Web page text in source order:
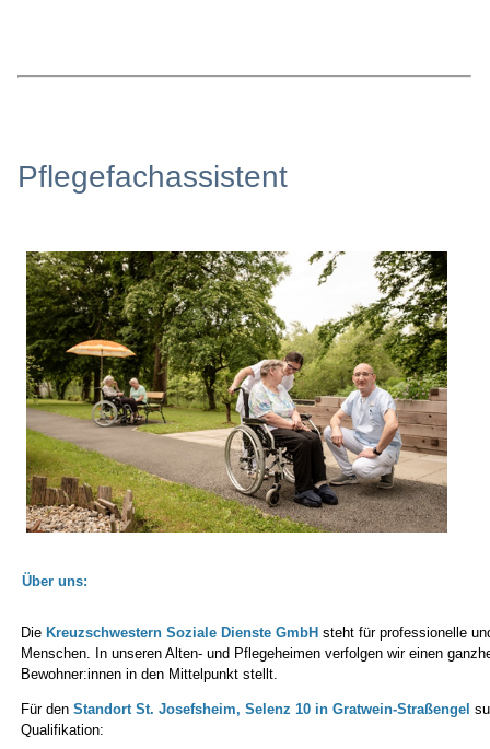
Pflegefachassistent
Über uns:
Die Kreuzschwestern Soziale Dienste GmbH steht für professionelle
Menschen. In unseren Alten- und Pflegeheimen verfolgen wir einen
Bewohner:innen in den Mittelpunkt stellt.
Für denStandort St. Josefsheim, Selenz 10 in Gratwein-Straßengel
Qualifikation: